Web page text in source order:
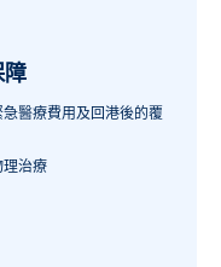
障
醫療費用及回港後的覆
理治療